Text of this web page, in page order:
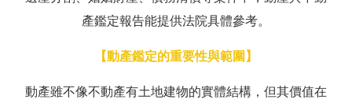
產鑑定報告能提供法院具體參考。
【動產鑑定的重要性與範圍】
動產雖不像不動產有土地建物的實體結構，但其價值在